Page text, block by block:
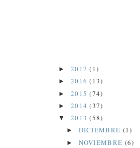
► 2017(1)
► 2016(13)
► 2015(74)
► 2014(37)
▼ 2013(58)
► DICIEMBRE (1)
► NOVIEMBRE (6)